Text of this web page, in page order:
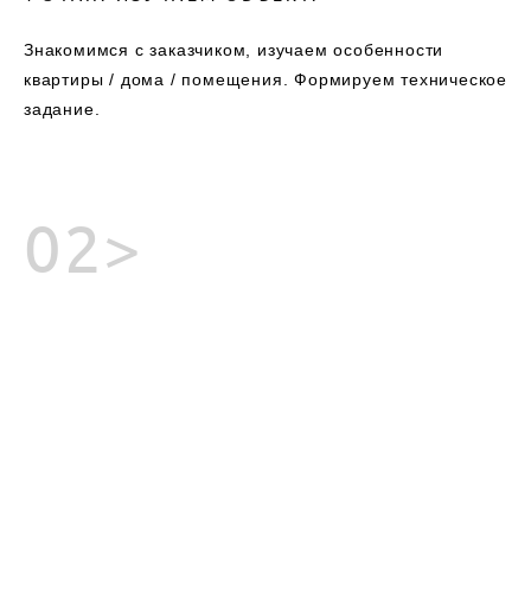
Знакомимся с заказчиком, изучаем особенности
квартиры / дома / помещения. Формируем техническое
задание.
02>